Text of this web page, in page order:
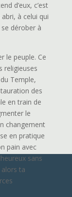
d’eux, c’est
à celui qui
dérober à
le peuple. Ce
religieuses
Temple,
des
en train de
le
changement
en pratique
pain avec
sans
ta